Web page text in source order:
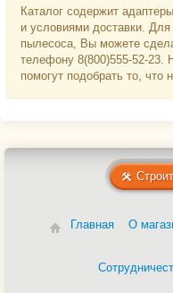
Каталог содержит
и условиями доставки.
пылесоса, Вы можете
телефону 8(800)555-52-
помогут подобрать то, что
Главная О